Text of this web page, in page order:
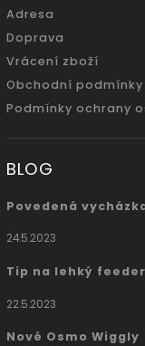
Adresa
Doprava
Vrácení zboží
Obchodní podmínky
Podmínky ochrany
BLOG
Povedená
24.5.2023
Tip na lehký
22.5.2023
Nové Osmo Wiggly